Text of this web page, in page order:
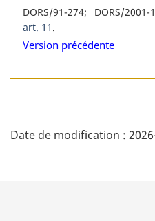
DORS/91-274 DORS/2001-
art. 11
Version précédente
é
Date de modification :